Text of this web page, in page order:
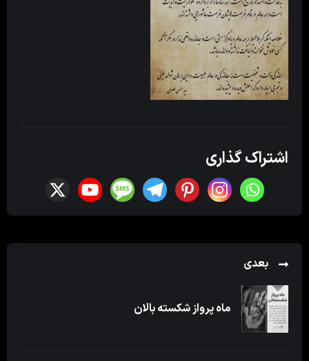
اشتراک گذاری
بعدی
ماه پرواز شکسته بالان